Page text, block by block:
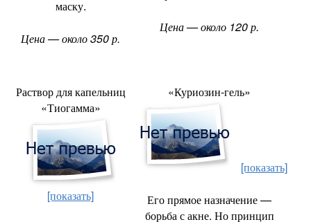
маску.
Цена — около 350 р.
Цена — около 120 р.
Раствор для капельниц
«Тиогамма»
[показать]
«Куриозин-гель»
[показать]
Его прямое назначение —
борьба с акне. Но принцип